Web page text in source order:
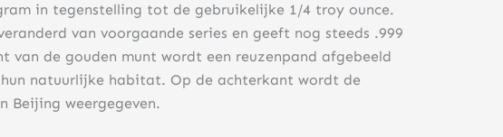
in tegenstelling tot de gebruikelijke 1/4 troy ounce.
van voorgaande series en geeft nog steeds .999
van de gouden munt wordt een reuzenpand afgebeeld
natuurlijke habitat. Op de achterkant wordt de
Beijing weergegeven.